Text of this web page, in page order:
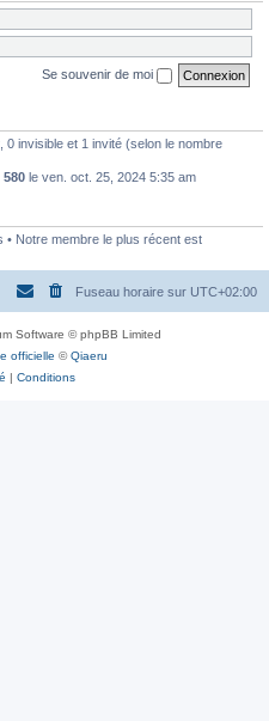
Se souvenir de moi
0 invisible et 1 invité (selon le nombre
580 le ven. oct. 25, 2024 5:35 am
• Notre membre le plus récent est
Fuseau horaire sur UTC+02:00
Software © phpBB Limited
officielle ©Qiaeru
| Conditions